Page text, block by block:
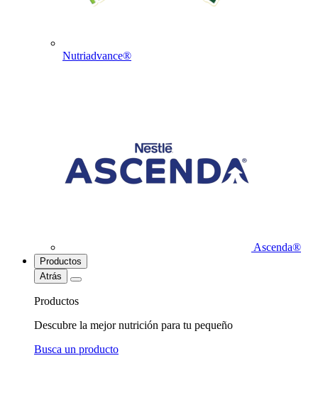
Nutriadvance®
Ascenda®
Productos
Atrás
Productos
Descubre la mejor nutrición para tu pequeño
Busca un producto